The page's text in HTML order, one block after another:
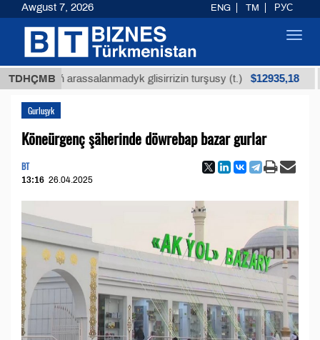
TDHÇMBarassalanmadyk glisirrizin turşusy (t.) $12935,18
Gurluşyk
Köneürgenç şäherinde döwrebap bazar gurlar
BT
13:16 26.04.2025
Awgust 7, 2026 ENG TM РУС